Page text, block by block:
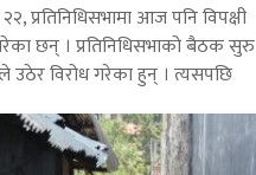
प्रतिनिधिसभामा आज पनि विपक्षी
छन् । प्रतिनिधिसभाको बैठक सुरु
उठेर विरोध गरेका हुन् । त्यसपछि